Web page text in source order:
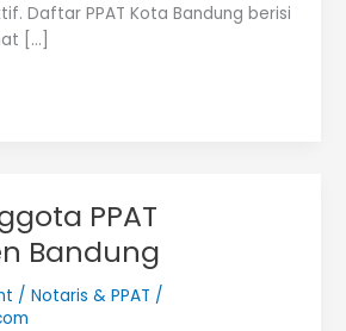
Daftar PPAT Kota Bandung berisi
[…]
PPAT
Bandung
/ Notaris & PPAT /